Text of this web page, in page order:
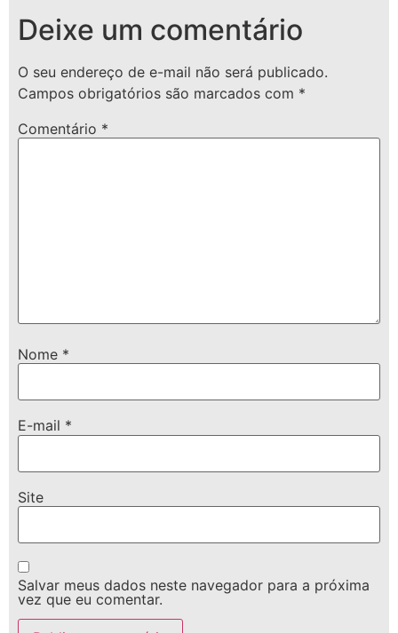
Deixe um comentário
O seu endereço de e-mail não será publicado.
Campos obrigatórios são marcados com *
Comentário *
Nome *
E-mail *
Site
Salvar meus dados neste navegador para a próxima
vez que eu comentar.